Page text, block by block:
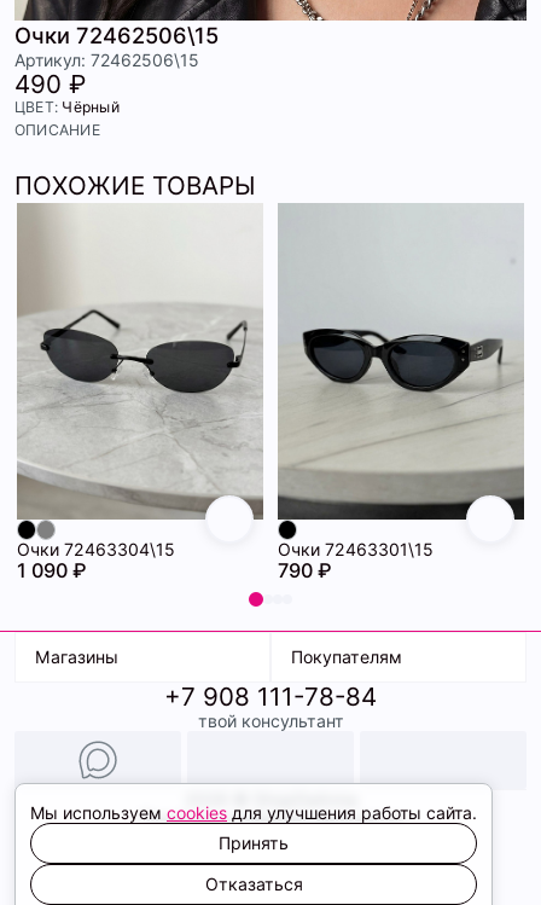
Очки 72462506\15
Артикул: 72462506\15
490 ₽
ЦВЕТ: Чёрный
ОПИСАНИЕ
ПОХОЖИЕ ТОВАРЫ
Очки 72463304\15
1 090 ₽
Очки 72463301\15
790 ₽
Магазины
ТК Терминал
ТРК Континент
Покупателям
Доставка
Условия оплаты
Образы
+7 908 111-78-84
твой консультант
Политика конфиденциальности
Соглашение cookie
Сайт создали
Мы используем cookies для улучшения работы сайта.
Принять
Отказаться